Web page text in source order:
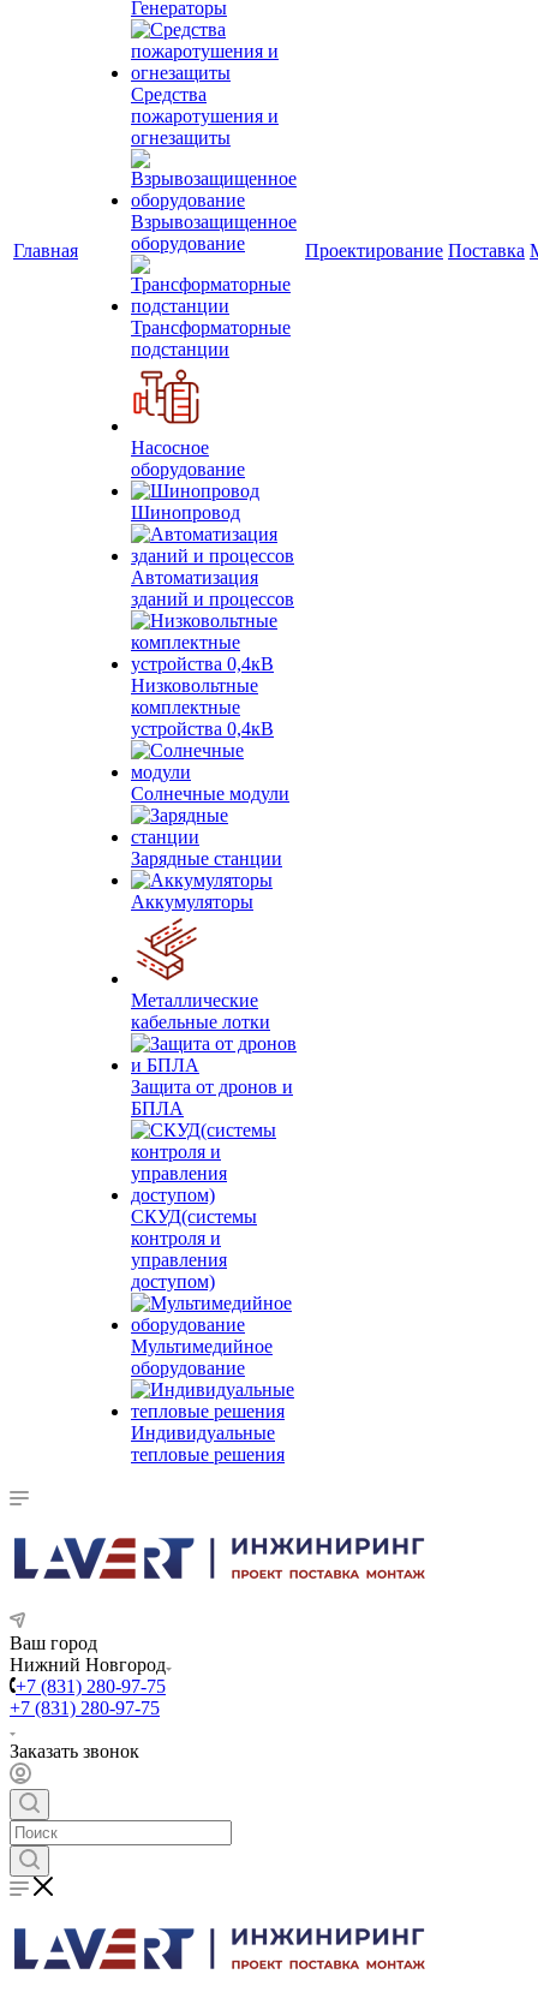
Главная
Генераторы
Средства
пожаротушения и
огнезащиты
Взрывозащищенное
оборудование
Трансформаторные
подстанции
Насосное
оборудование
Шинопровод
Автоматизация
зданий и процессов
Низковольтные
комплектные
устройства 0,4кВ
Солнечные модули
Зарядные станции
Аккумуляторы
Металлические
кабельные лотки
Защита от дронов и
БПЛА
СКУД(системы
контроля и
управления
доступом)
Мультимедийное
оборудование
Индивидуальные
тепловые решения
Проектирование Поставка
Ваш город
Нижний Новгород
+7 (831) 280-97-75
+7 (831) 280-97-75
Заказать звонок